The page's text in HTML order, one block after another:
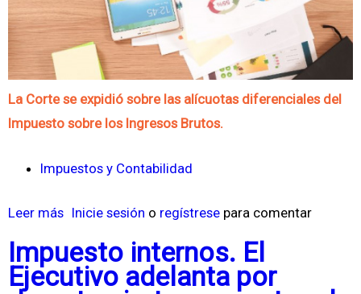
n
v
e
n
e
i
s
a
La Corte se expidió sobre las alícuotas diferenciales del
Impuesto sobre los Ingresos Brutos.
Impuestos y Contabilidad
Leer más
b
r
Inicie sesión o regístrese para comentar
Impuesto internos. El
Ejecutivo adelanta por